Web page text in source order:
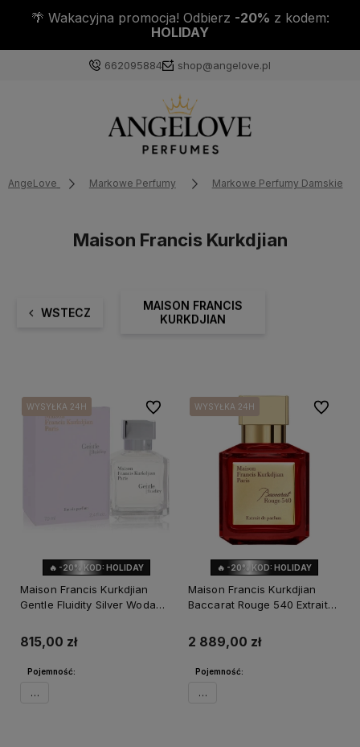
kodem: DO KAŻDEJ PACZKI PRÓBKA
662095884 shop@angelove.pl
AngeLove Markowe Perfumy Markowe Perfumy Damskie
Maison Francis Kurkdjian
WSTECZ
MAISON FRANCIS
KURKDJIAN
🔥 -20% KOD: HOLIDAY
WYSYŁKA 24H
WYSYŁKA 24H
Maison Francis Kurkdjian
Gentle Fluidity Silver Woda
815,00 zł
Pojemność:
70ml
Do ulubionych
🔥 -20% KOD: HOLIDAY
WYSYŁKA 24H
WYSYŁKA 24H
Maison Francis Kurkdjian
Baccarat Rouge 540 Extrait
2 889,00 zł
Pojemność:
70ml
Do